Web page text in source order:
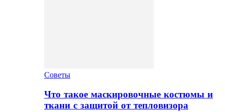
Советы
Что такое маскировочные костюмы и
ткани с защитой от тепловизора